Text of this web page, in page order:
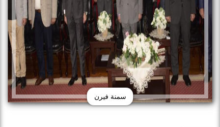
سمنة فيرن